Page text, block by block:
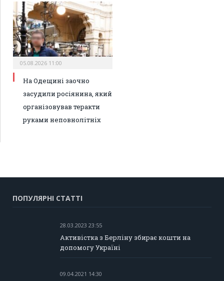
05.08.2026 11:00
На Одещині заочно
засудили росіянина, який
організовував теракти
руками неповнолітніх
ПОПУЛЯРНІ СТАТТІ
28.03.2023 23:55
Активістка з Берліну збирає кошти на
допомогу Україні
09.04.2021 14:30